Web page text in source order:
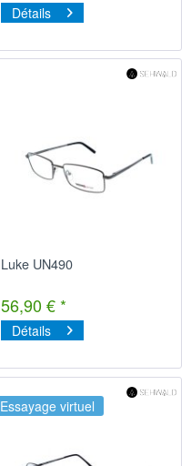
Détails
Luke UN490
56,90 € *
Détails
Essayage virtuel